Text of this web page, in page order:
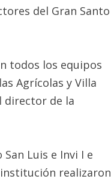
del Gran Santo
todos los equipos
Agrícolas y Villa
director de la
Luis e Invi I e
institución realizaron